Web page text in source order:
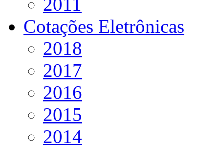
2011
Cotações Eletrônicas
2018
2017
2016
2015
2014